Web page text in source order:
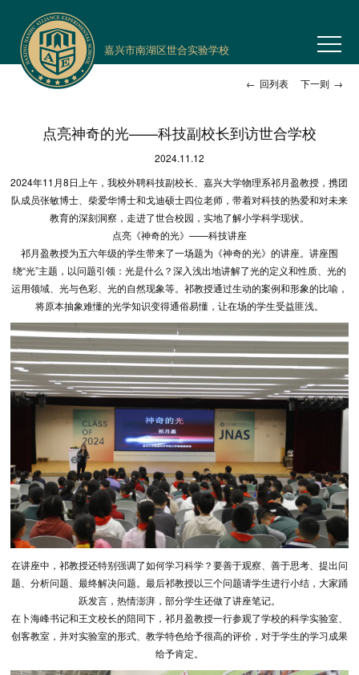
嘉兴市南湖区世合实验学校
← 回列表 下一则 →
点亮神奇的光——科技副校长到访世合学校
2024.11.12
2024年11月8日上午，我校外聘科技副校长、嘉兴大学物理系祁月盈教授，携团
队成员张敏博士、柴爱华博士和戈迪硕士四位老师，带着对科技的热爱和对未来
教育的深刻洞察，走进了世合校园，实地了解小学科学现状。
点亮《神奇的光》——科技讲座
祁月盈教授为五六年级的学生带来了一场题为《神奇的光》的讲座。讲座围
绕“光”主题，以问题引领：光是什么？深入浅出地讲解了光的定义和性质、光的
运用领域、光与色彩、光的自然现象等。祁教授通过生动的案例和形象的比喻，
将原本抽象难懂的光学知识变得通俗易懂，让在场的学生受益匪浅。
在讲座中，祁教授还特别强调了如何学习科学？要善于观察、善于思考、提出问
题、分析问题、最终解决问题。最后祁教授以三个问题请学生进行小结，大家踊
跃发言，热情澎湃，部分学生还做了讲座笔记。
在卜海峰书记和王文校长的陪同下，祁月盈教授一行参观了学校的科学实验室、
创客教室，并对实验室的形式、教学特色给予很高的评价，对于学生的学习成果
给予肯定。